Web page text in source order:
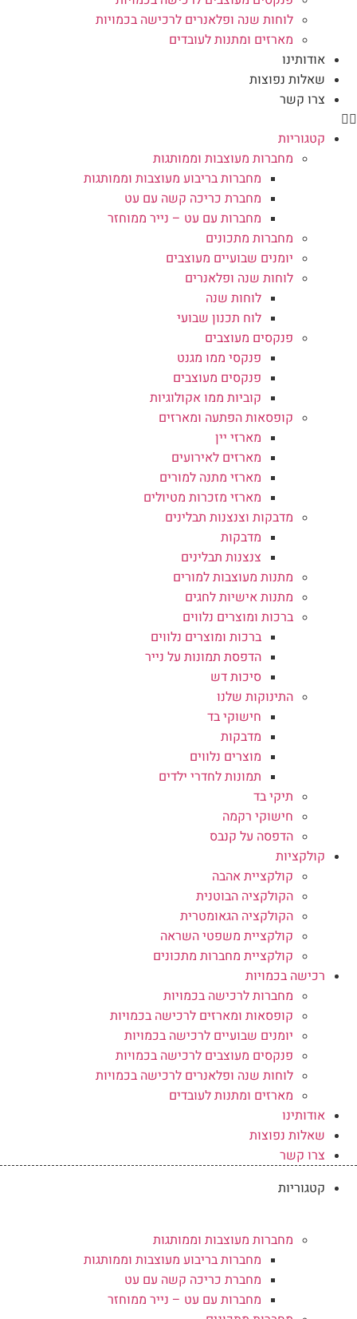
לוחות שנה ופלאנרים לרכישה בכמויות
מארזים ומתנות לעובדים
אודותינו
שאלות נפוצות
צרו קשר
קטגוריות
מחברות מעוצבות וממותגות
מחברות בריבוע מעוצבות וממותגות
מחברת כריכה קשה עם עט
מחברות עם עט – נייר ממוחזר
מחברות מתכונים
יומנים שבועיים מעוצבים
לוחות שנה ופלאנרים
לוחות שנה
לוח תכנון שבועי
פנקסים מעוצבים
פנקסי ממו מגנט
פנקסים מעוצבים
קוביות ממו אקולוגיות
קופסאות הפתעה ומארזים
מארזי יין
מארזים לאירועים
מארזי מתנה למורים
מארזי מזכרות מטיולים
מדבקות וצנצנות תבלינים
מדבקות
צנצנות תבלינים
מתנות מעוצבות למורים
מתנות אישיות לחגים
ברכות ומוצרים נלווים
ברכות ומוצרים נלווים
הדפסת תמונות על נייר
סיכות דש
התינוקות שלנו
חישוקי בד
מדבקות
מוצרים נלווים
תמונות לחדרי ילדים
תיקי בד
חישוקי רקמה
הדפסה על קנבס
קולקציות
קולקציית אהבה
הקולקציה הבוטנית
הקולקציה הגאומטרית
קולקציית משפטי השראה
קולקציית מחברות מתכונים
רכישה בכמויות
מחברות לרכישה בכמויות
קופסאות ומארזים לרכישה בכמויות
יומנים שבועיים לרכישה בכמויות
פנקסים מעוצבים לרכישה בכמויות
לוחות שנה ופלאנרים לרכישה בכמויות
מארזים ומתנות לעובדים
אודותינו
שאלות נפוצות
צרו קשר
קטגוריות
מחברות מעוצבות וממותגות
מחברות בריבוע מעוצבות וממותגות
מחברת כריכה קשה עם עט
מחברות עם עט – נייר ממוחזר